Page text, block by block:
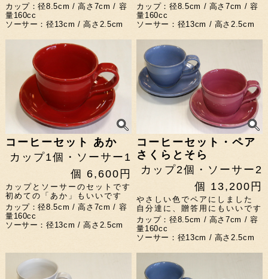
カップ：径8.5cm / 高さ7cm / 容
量160cc
ソーサー：径13cm / 高さ2.5cm
カップ：径8.5cm / 高さ7cm / 容
量160cc
ソーサー：径13cm / 高さ2.5cm
コーヒーセット あか
カップ1個・ソーサー1
個 6,600円
カップとソーサーのセットです
初めての「あか」もいいです
カップ：径8.5cm / 高さ7cm / 容
量160cc
ソーサー：径13cm / 高さ2.5cm
コーヒーセット・ペア
さくらとそら
カップ2個・ソーサー2
個 13,200円
やさしい色でペアにしました
自分達に、贈答用にもいいです
カップ：径8.5cm / 高さ7cm / 容
量160cc
ソーサー：径13cm / 高さ2.5cm